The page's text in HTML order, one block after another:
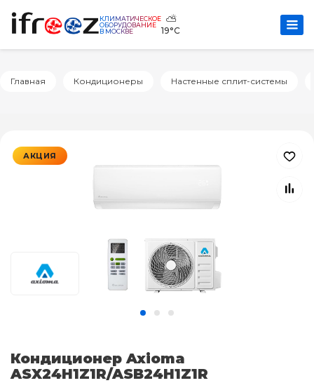
КЛИМАТИЧЕСКОЕ
ОБОРУДОВАНИЕ
В МОСКВЕ
⛅
19°C
Главная Кондиционеры Настенные сплит-системы
АКЦИЯ
Кондиционер Axioma
ASX24H1Z1R/ASB24H1Z1R